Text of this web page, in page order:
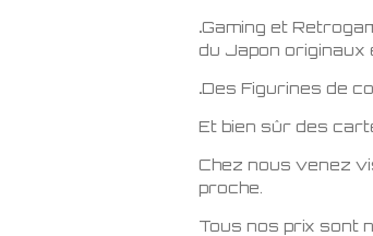
.Gaming et
du Japon originaux
.Des Figurines de
Et bien sûr des
Chez nous venez
proche.
Tous nos prix sont